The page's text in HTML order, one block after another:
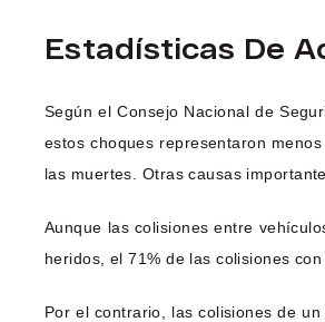
Estadísticas De
Según el Consejo Nacional de
estos choques representaron
las muertes. Otras causas
Aunque las colisiones entre
heridos, el 71% de las colisiones
Por el contrario, las colisiones de